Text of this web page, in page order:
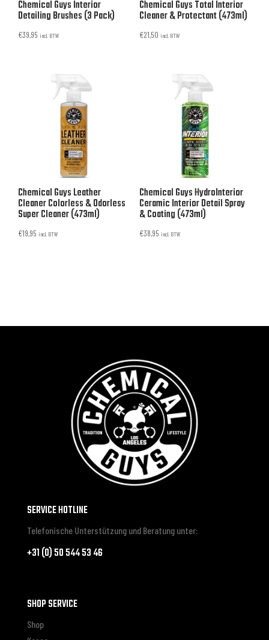
Chemical Guys Interior
Detailing Brushes (3 Pack)
€39,95 incl. BTW
Chemical Guys Total Interior
Cleaner & Protectant (473ml)
€21,50 incl. BTW
Chemical Guys Leather
Cleaner Colorless & Odorless
Super Cleaner (473ml)
€19,95 incl. BTW
Chemical Guys HydroInterior
Ceramic Interior Detail Spray
& Coating (473ml)
€38,95 incl. BTW
SERVICE HOTLINE
Telefonische Unterstützung und Beratung unter:
+31 (0) 50 544 53 46
SHOP SERVICE
Shop